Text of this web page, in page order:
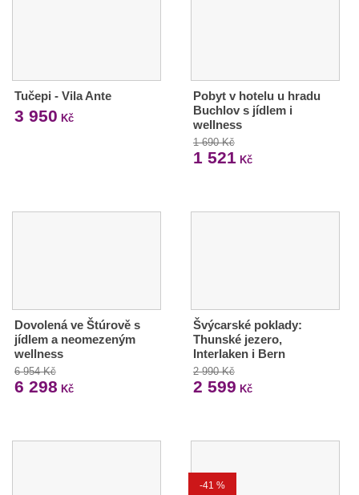
Tučepi - Vila Ante
3 950 Kč
Pobyt v hotelu u hradu
Buchlov s jídlem i
wellness
1 690 Kč
1 521 Kč
Dovolená ve Štúrově s
jídlem a neomezeným
wellness
6 954 Kč
6 298 Kč
Švýcarské poklady:
Thunské jezero,
Interlaken i Bern
2 990 Kč
2 599 Kč
-41 %